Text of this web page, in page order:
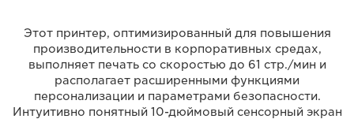
Этот принтер, оптимизированный для повышения
производительности в корпоративных средах,
выполняет печать со скоростью до 61 стр./мин и
располагает расширенными функциями
персонализации и параметрами безопасности.
Интуитивно понятный 10-дюймовый сенсорный экран